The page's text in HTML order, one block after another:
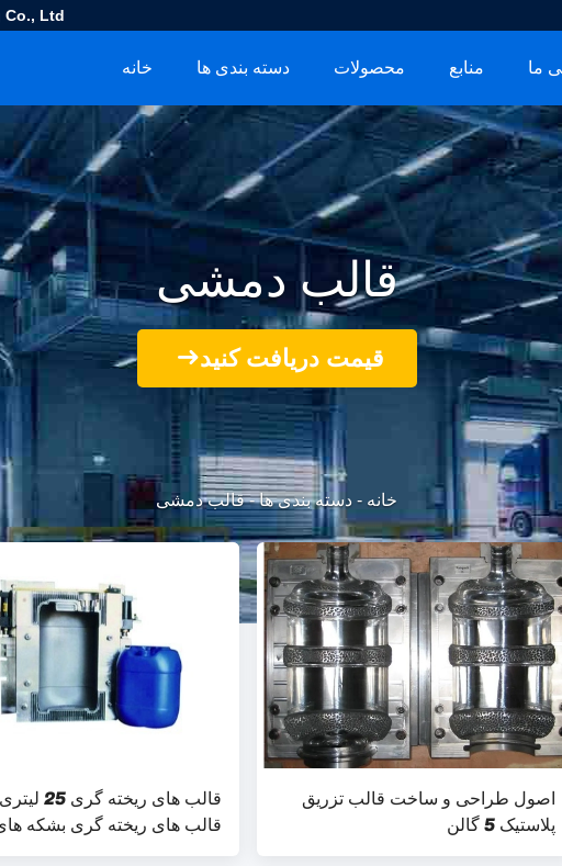
Ltd.
خانه دسته بندی ها محصولات منابع ما
قالب دمشی
قیمت دریافت کنید
خانه - دسته بندی ها-قالب دمشی
قالب های
قالب های ریخته گری بشکه
شیمیایی خودکار
اصول طراحی و ساخت قالب تزریق
پلاستیک 5 گالن